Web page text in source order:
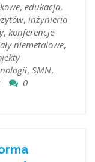
, edukacja,
, inżynieria
, konferencje
niemetalowe,
, SMN,
0